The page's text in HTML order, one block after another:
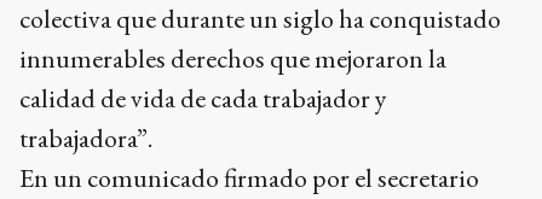
colectiva que durante un siglo ha conquistado
innumerables derechos que mejoraron la
calidad de vida de cada trabajador y
trabajadora”.
En un comunicado firmado por el secretario